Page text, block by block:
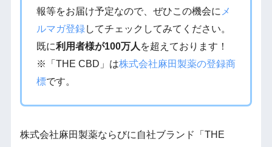
報等をお届け予定なので、ぜひこの機会に メ
ルマガ登録してチェックしてみてください。
既に利用者様が100万人 を超えております！
※「THE CBD」は株式会社麻田製薬の登録商
標です。
株式会社麻田製薬ならびに自社ブランド「THE